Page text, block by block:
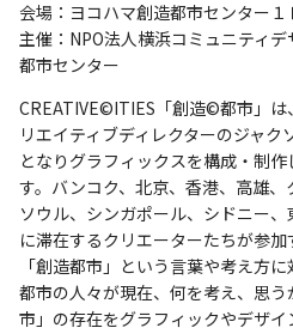
会場：ヨコハマ創造都市センター１
主催：NPO法人横浜コミュニティ
都市センター
CREATIVE©ITIES「創造©都市」は
リエイティブディレクターのジャ
となりグラフィックスを構成・制
す。バンコク、北京、香港、高雄、
ソウル、シンガポール、シドニー
に滞在するクリエーターたちが参加
「創造都市」という言葉や考え方
都市の人々が現在、何を考え、思
市」の存在をグラフィックやデザ